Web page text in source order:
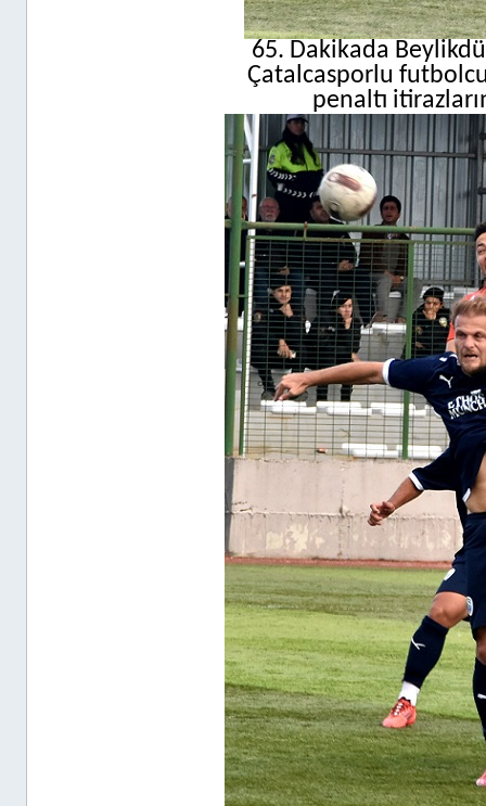
65. Dakikada
Çatalcasporlu
penaltı